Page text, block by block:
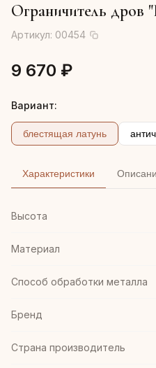
Ограничитель дров
Артикул: 00454
9 670 ₽
Вариант:
блестящая латунь
Характеристики
Высота
Материал
Способ обработки металла
Бренд
Страна производитель